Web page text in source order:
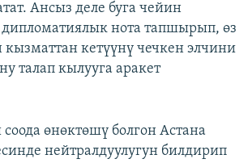
Ансыз деле буга чейин
нота тапшырып, өз
кетүүнү чечкен элчини
талап кылууга аракет
өнөктөшү болгон Астана
нейтралдуулугун билдирип